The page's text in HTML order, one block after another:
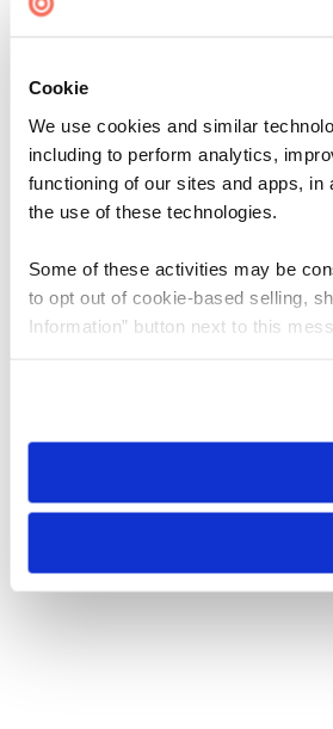
Cookie
We use cookies and similar
including to perform analytics,
functioning of our sites and apps, in
the use of these technologies.
Some of these activities may be
to opt out of cookie-based selling,
Information” button next to this
need to be set again.